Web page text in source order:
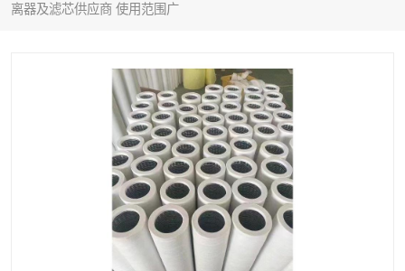
离器及滤芯供应商 使用范围广
硝酸尾气分离器 酸雾聚结分离器
高炉煤气过滤器 替代进口过滤器
化工盐酸气聚结器 耐腐蚀除雾器滤芯